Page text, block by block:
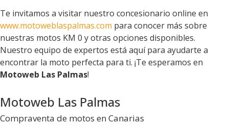
Te invitamos a visitar nuestro concesionario online en
www.motoweblaspalmas.com para conocer más sobre
nuestras motos KM 0 y otras opciones disponibles.
Nuestro equipo de expertos está aquí para ayudarte a
encontrar la moto perfecta para ti. ¡Te esperamos en
Motoweb Las Palmas!
Motoweb Las Palmas
Compraventa de motos en Canarias